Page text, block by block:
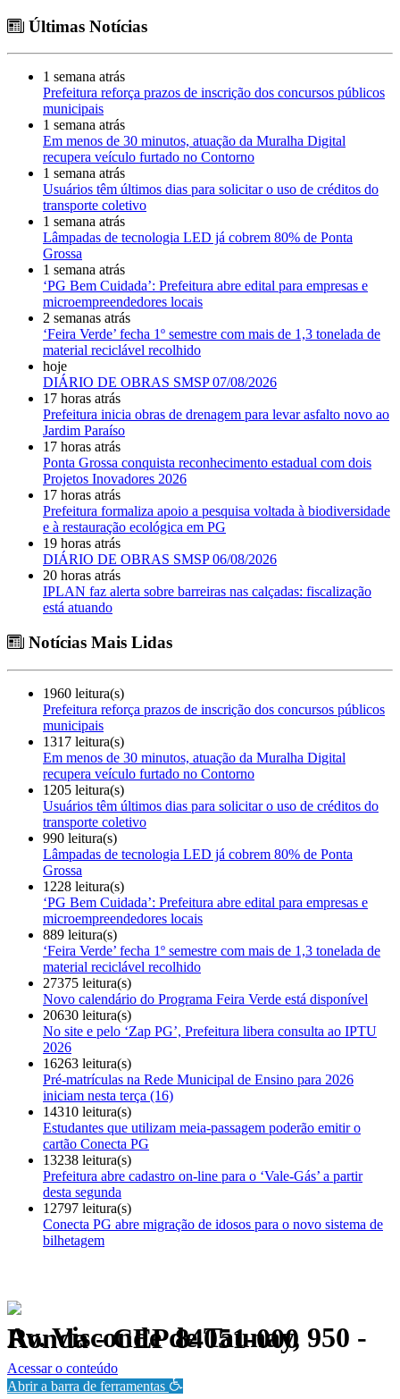
Últimas Notícias
1 semana atrás
Prefeitura reforça prazos de inscrição dos concursos públicos
municipais
1 semana atrás
Em menos de 30 minutos, atuação da Muralha Digital
recupera veículo furtado no Contorno
1 semana atrás
Usuários têm últimos dias para solicitar o uso de créditos do
transporte coletivo
1 semana atrás
Lâmpadas de tecnologia LED já cobrem 80% de Ponta
Grossa
1 semana atrás
‘PG Bem Cuidada’: Prefeitura abre edital para empresas e
microempreendedores locais
2 semanas atrás
‘Feira Verde’ fecha 1º semestre com mais de 1,3 tonelada de
material reciclável recolhido
hoje
DIÁRIO DE OBRAS SMSP 07/08/2026
17 horas atrás
Prefeitura inicia obras de drenagem para levar asfalto novo ao
Jardim Paraíso
17 horas atrás
Ponta Grossa conquista reconhecimento estadual com dois
Projetos Inovadores 2026
17 horas atrás
Prefeitura formaliza apoio a pesquisa voltada à biodiversidade
e à restauração ecológica em PG
19 horas atrás
DIÁRIO DE OBRAS SMSP 06/08/2026
20 horas atrás
IPLAN faz alerta sobre barreiras nas calçadas: fiscalização
está atuando
Notícias Mais Lidas
1960 leitura(s)
Prefeitura reforça prazos de inscrição dos concursos públicos
municipais
1317 leitura(s)
Em menos de 30 minutos, atuação da Muralha Digital
recupera veículo furtado no Contorno
1205 leitura(s)
Usuários têm últimos dias para solicitar o uso de créditos do
transporte coletivo
990 leitura(s)
Lâmpadas de tecnologia LED já cobrem 80% de Ponta
Grossa
1228 leitura(s)
‘PG Bem Cuidada’: Prefeitura abre edital para empresas e
microempreendedores locais
889 leitura(s)
‘Feira Verde’ fecha 1º semestre com mais de 1,3 tonelada de
material reciclável recolhido
27375 leitura(s)
Novo calendário do Programa Feira Verde está disponível
20630 leitura(s)
No site e pelo ‘Zap PG’, Prefeitura libera consulta ao IPTU
2026
16263 leitura(s)
Pré-matrículas na Rede Municipal de Ensino para 2026
iniciam nesta terça (16)
14310 leitura(s)
Estudantes que utilizam meia-passagem poderão emitir o
cartão Conecta PG
13238 leitura(s)
Prefeitura abre cadastro on-line para o ‘Vale-Gás’ a partir
desta segunda
12797 leitura(s)
Conecta PG abre migração de idosos para o novo sistema de
bilhetagem
Av. Visconde de Taunay, 950 - Ronda - CEP 84051-000
Política de Privacidade.
Acessar o conteúdo
Abrir a barra de ferramentas